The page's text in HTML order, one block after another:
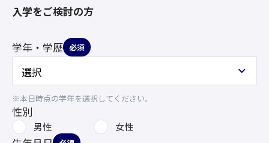
入学をご検討の方
学年・学歴 必須
※本日時点の学年を選択してください。
性別
男性 女性